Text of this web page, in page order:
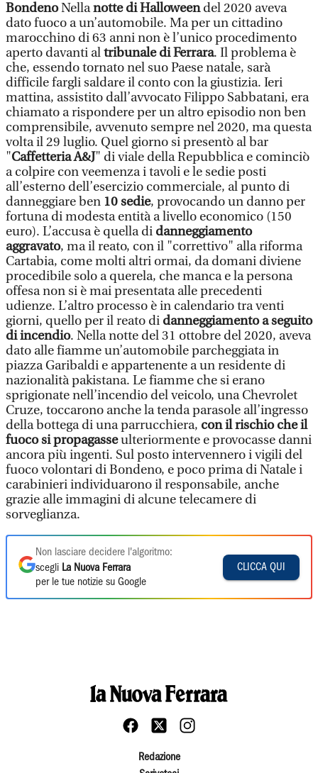
BondenoNellanotte di Halloweendel 2020 aveva
dato fuoco a un’automobile. Ma per un cittadino
marocchino di 63 anni non è l’unico procedimento
aperto davanti altribunale di Ferrara. Il problema è
che, essendo tornato nel suo Paese natale, sarà
difficile fargli saldare il conto con la giustizia. Ieri
mattina, assistito dall’avvocato Filippo Sabbatani, era
chiamato a rispondere per un altro episodio non ben
comprensibile, avvenuto sempre nel 2020, ma questa
volta il 29 luglio. Quel giorno si presentò al bar
"Caffetteria A&J" di viale della Repubblica e cominciò
a colpire con veemenza i tavoli e le sedie posti
all’esterno dell’esercizio commerciale, al punto di
danneggiare ben 10 sedie, provocando un danno per
fortuna di modesta entità a livello economico (150
euro). L’accusa è quella di danneggiamento
aggravato, ma il reato, con il "correttivo" alla riforma
Cartabia, come molti altri ormai, da domani diviene
procedibile solo a querela, che manca e la persona
offesa non si è mai presentata alle precedenti
udienze. L’altro processo è in calendario tra venti
giorni, quello per il reato di danneggiamento a seguito
di incendio. Nella notte del 31 ottobre del 2020, aveva
dato alle fiamme un’automobile parcheggiata in
piazza Garibaldi e appartenente a un residente di
nazionalità pakistana. Le fiamme che si erano
sprigionate nell’incendio del veicolo, una Chevrolet
Cruze, toccarono anche la tenda parasole all’ingresso
della bottega di una parrucchiera, con il rischio che il
fuoco si propagasseulteriormente e provocasse danni
ancora più ingenti. Sul posto intervennero i vigili del
fuoco volontari di Bondeno, e poco prima di Natale i
carabinieri individuarono il responsabile, anche
grazie alle immagini di alcune telecamere di
sorveglianza.
Non lasciare decidere l'algoritmo:
scegli La Nuova Ferrara
per le tue notizie su Google
CLICCA QUI
Redazione